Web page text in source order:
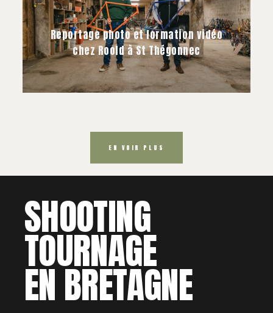
Reportage photo et formation vidéo
chez Roold à St Thégonnec
EN VOIR PLUS
SHOOTING
TOURNAGE
EN BRETAGNE